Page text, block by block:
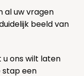
al uw vragen
beeld van
ons wilt laten
stap een